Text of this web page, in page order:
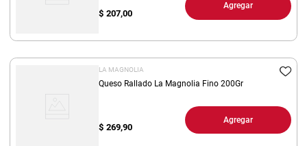
$ 207,00
Agregar
LA MAGNOLIA
Queso Rallado La Magnolia Fino 200Gr
$ 269,90
Agregar